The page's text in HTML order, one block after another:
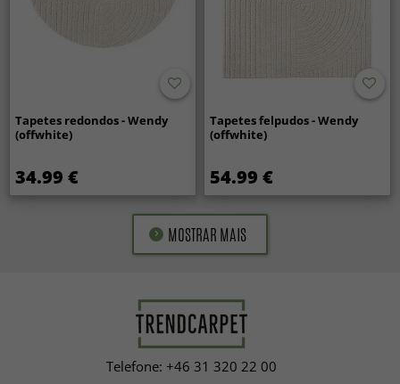
Tapetes redondos - Wendy
(offwhite)
34.99 €
Tapetes felpudos - Wendy
(offwhite)
54.99 €
MOSTRAR MAIS
Telefone: +46 31 320 22 00